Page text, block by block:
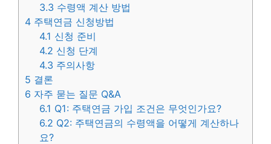
3.3 수령액 계산 방법
4 주택연금 신청방법
4.1 신청 준비
4.2 신청 단계
4.3 주의사항
5 결론
6 자주 묻는 질문 Q&A
6.1 Q1: 주택연금 가입 조건은 무엇인가요?
6.2 Q2: 주택연금의 수령액을 어떻게 계산하나
요?